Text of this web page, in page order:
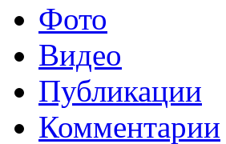
Фото
Видео
Публикации
Комментарии